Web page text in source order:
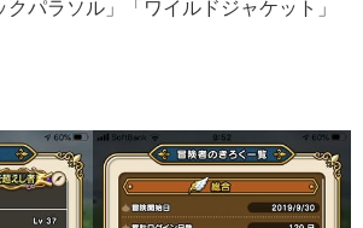
クパラソル」「ワイルドジャケット」